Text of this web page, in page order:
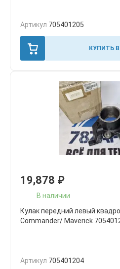
Артикул 705401205
КУПИТЬ
19,878 ₽
В наличии
Кулак передний левый
Commander/ Maverick
Артикул 705401204